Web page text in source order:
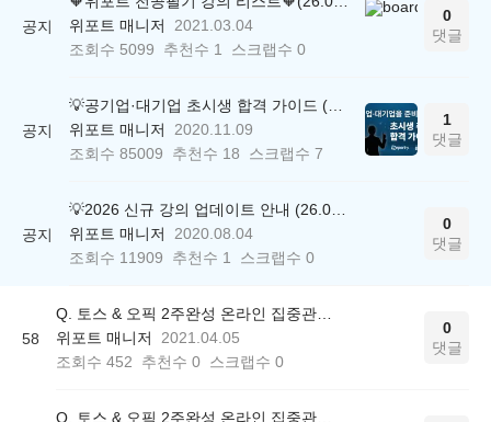
공지
위포트 매니저
2021.03.04
조회수 5099 추천수 1 스크랩수 0
0
댓글
공지
위포트 매니저
2020.11.09
조회수 85009 추천수 18 스크랩수 7
1
댓글
공지
위포트 매니저
2020.08.04
조회수 11909 추천수 1 스크랩수 0
0
댓글
58
위포트 매니저
2021.04.05
조회수 452 추천수 0 스크랩수 0
0
댓글